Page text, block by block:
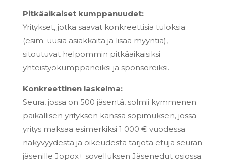
Pitkäaikaiset kumppanuudet:
Yritykset, jotka saavat konkreettisia tuloksia
(esim. uusia asiakkaita ja lisää myyntiä),
sitoutuvat helpommin pitkäaikaisiksi
yhteistyökumppaneiksi ja sponsoreiksi.
Konkreettinen laskelma:
Seura, jossa on 500 jäsentä, solmii kymmenen
paikallisen yrityksen kanssa sopimuksen, jossa
yritys maksaa esimerkiksi 1 000 € vuodessa
näkyvyydestä ja oikeudesta tarjota etuja seuran
jäsenille Jopox+ sovelluksen Jäsenedut osiossa.